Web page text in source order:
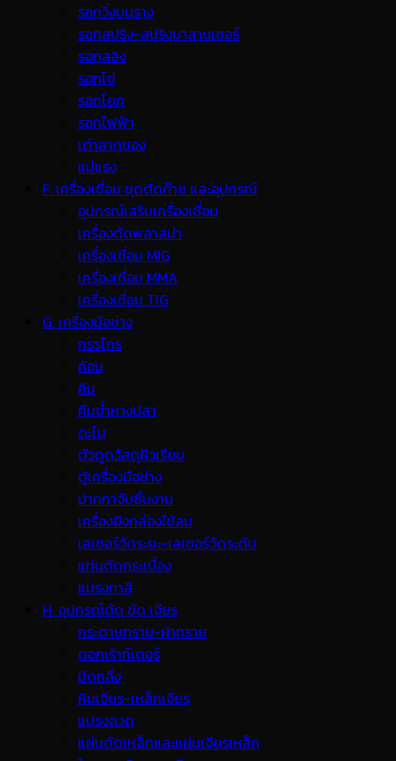
รอกวิ่งบนราง
รอกสปริง-สปริงบาลานเซอร์
รอกสลิง
รอกโซ่
รอกโยก
รอกไฟฟ้า
เต่าลากของ
แม่แรง
F. เครื่องเชื่อม ชุดตัดก๊าซ และอุปกรณ์
อุปกรณ์เสริมเครื่องเชื่อม
เครื่องตัดพลาสม่า
เครื่องเชื่อม MIG
เครื่องเชื่อม MMA
เครื่องเชื่อม TIG
G. เครื่องมือช่าง
กรรไกร
ค้อน
คีม
คีมย้ำหางปลา
ตะไบ
ตัวดูดวัสดุผิวเรียบ
ตู้เครื่องมือช่าง
ปากกาจับชิ้นงาน
เครื่องยิงกล่องใช้ลม
เลเซอร์วัดระยะ-เลเซอร์วัดระดับ
แท่นตัดกระเบื้อง
แปรงทาสี
H. อุปกรณ์ตัด ขัด เจียร
กระดาษทราย-ผ้าทราย
ดอกเร้าท์เตอร์
มีดกลึง
หินเจียร-เหล็กเจียร
แปรงลวด
แผ่นตัดเหล็กและแผ่นเจียรเหล็ก